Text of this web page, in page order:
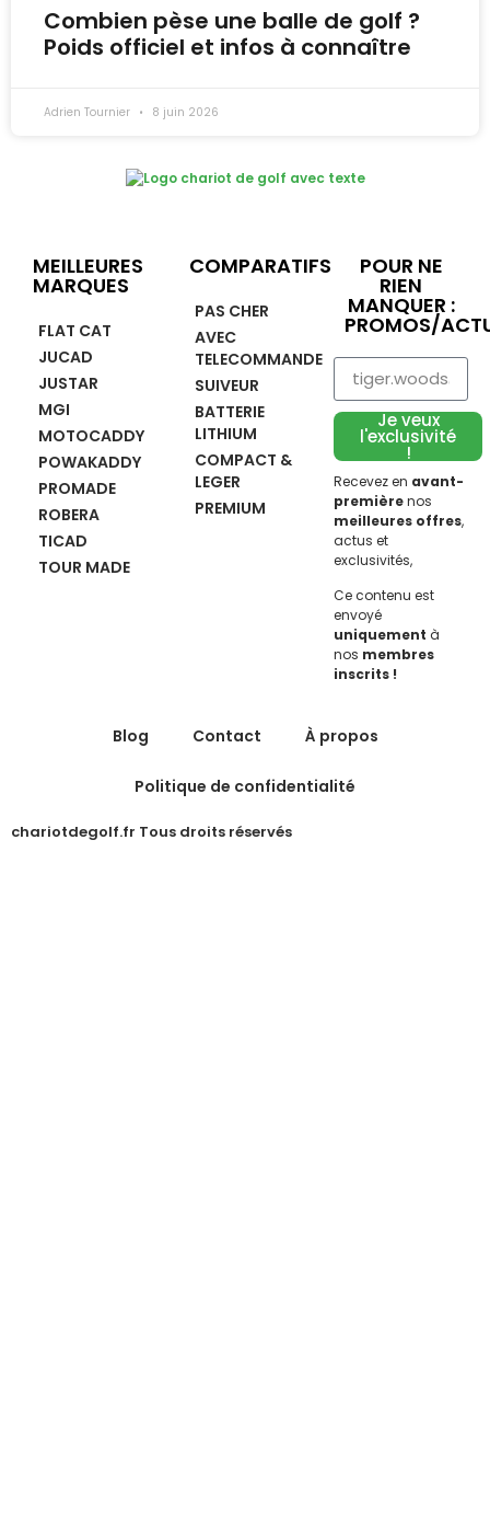
Combien pèse une balle de golf ?
Poids officiel et infos à connaître
Adrien Tournier 8 juin 2026
MEILLEURES
MARQUES
FLAT CAT
JUCAD
JUSTAR
MGI
MOTOCADDY
POWAKADDY
PROMADE
ROBERA
TICAD
TOUR MADE
COMPARATIFS
PAS CHER
AVEC
TELECOMMANDE
SUIVEUR
BATTERIE
LITHIUM
COMPACT &
LEGER
PREMIUM
POUR NE
RIEN
MANQUER :
PROMOS/
Je veux
l'exclusivité
!
Recevez en avant-
premièrenos
meilleures offres,
actus et
exclusivités,
Ce contenu est
envoyé
uniquement à
nos membres
inscrits !
chariotdegolf.fr Tous droits réservés
Blog Contact À propos
Politique de confidentialité